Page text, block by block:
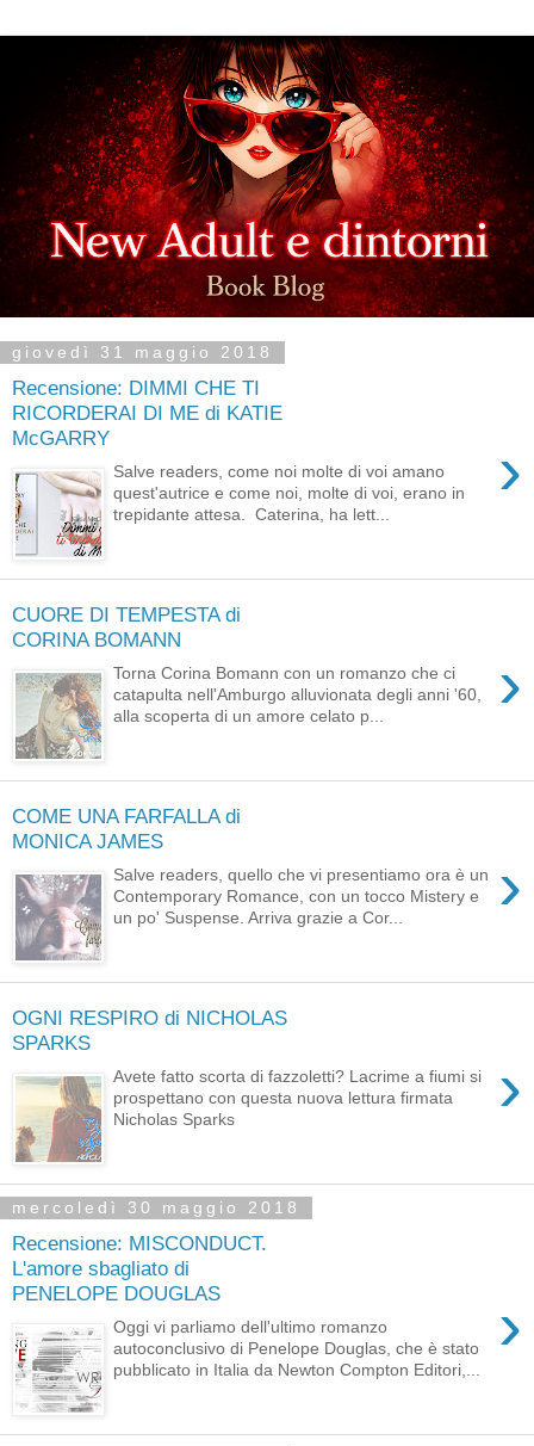
giovedì 31 maggio 2018
Recensione: DIMMI CHE TI
RICORDERAI DI ME di KATIE
McGARRY
›
Salve readers, come noi molte di voi amano
quest'autrice e come noi, molte di voi, erano in
trepidante attesa. Caterina, ha lett...
CUORE DI TEMPESTA di
CORINA BOMANN
›
Torna Corina Bomann con un romanzo che ci
catapulta nell'Amburgo alluvionata degli anni '60,
alla scoperta di un amore celato p...
COME UNA FARFALLA di
MONICA JAMES
›
Salve readers, quello che vi presentiamo ora è un
Contemporary Romance, con un tocco Mistery e
un po' Suspense. Arriva grazie a Cor...
OGNI RESPIRO di NICHOLAS
SPARKS
›
Avete fatto scorta di fazzoletti? Lacrime a fiumi si
prospettano con questa nuova lettura firmata
Nicholas Sparks
mercoledì 30 maggio 2018
Recensione: MISCONDUCT.
L'amore sbagliato di
PENELOPE DOUGLAS
›
Oggi vi parliamo dell'ultimo romanzo
autoconclusivo di Penelope Douglas, che è stato
pubblicato in Italia da Newton Compton Editori,...